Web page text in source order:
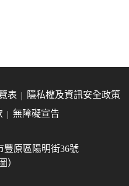
表
隱私權及資訊安全政策
無障礙宣告
豐原區陽明街36號
）